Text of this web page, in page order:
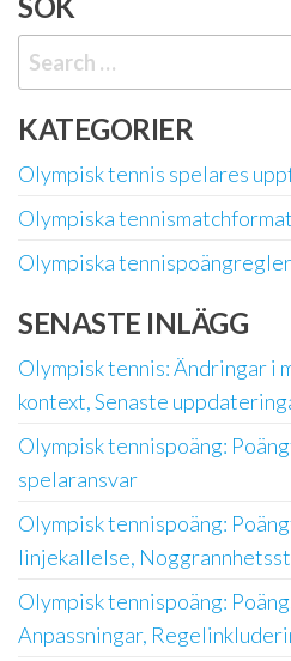
Search
for:
KATEGORIER
Olympisk tennis spelares
Olympiska tennismatchformat
Olympiska tennispoängregler
SENASTE INLÄGG
Olympisk tennis: Ändringar i
kontext, Senaste
Olympisk tennispoäng:
spelaransvar
Olympisk tennispoäng:
linjekallelse,
Olympisk tennispoäng:
Anpassningar,